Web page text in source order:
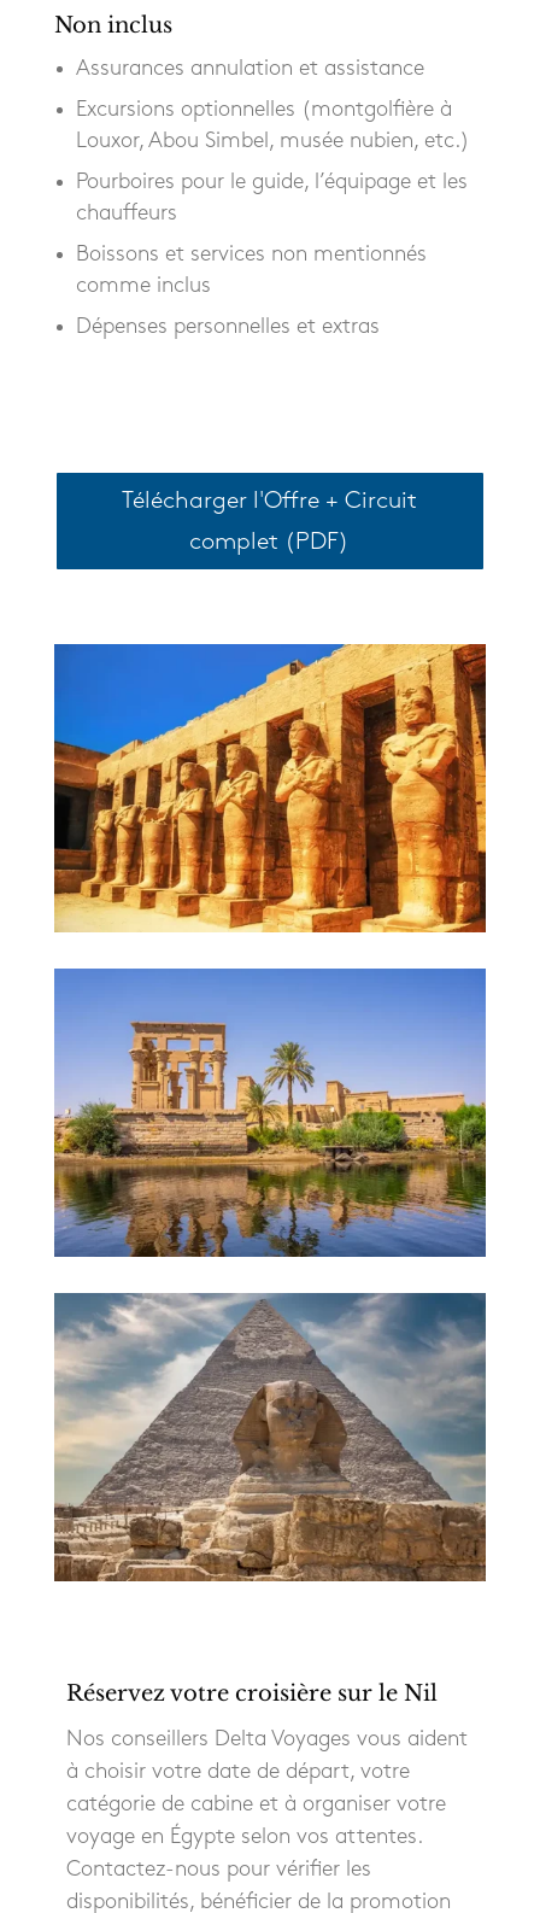
Non inclus
Assurances annulation et assistance
Excursions optionnelles (montgolfière à
Louxor, Abou Simbel, musée nubien, etc.)
Pourboires pour le guide, l’équipage et les
chauffeurs
Boissons et services non mentionnés
comme inclus
Dépenses personnelles et extras
Télécharger l'Offre + Circuit
complet (PDF)
Réservez votre croisière sur le Nil
Nos conseillers Delta Voyages vous aident
à choisir votre date de départ, votre
catégorie de cabine et à organiser votre
voyage en Égypte selon vos attentes.
Contactez-nous pour vérifier les
disponibilités, bénéficier de la promotion